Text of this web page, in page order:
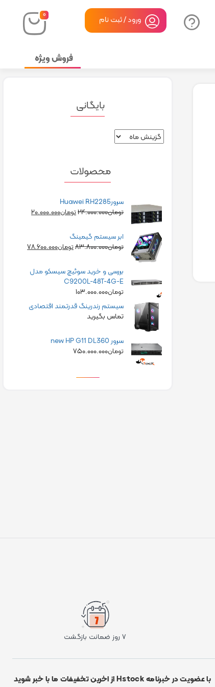
۰ ورود / ثبت نام
فروش ویژه
بایگانی
محصولات
سرورHuawei RH2285
تومان۲۴.۰۰۰.۰۰۰تومان۲۰.۰۰۰.۰۰۰
ابر سیستم گیمینگ
تومان۸۳.۸۰۰.۰۰۰تومان۷۸.۶۰۰.۰۰۰
بررسی و خرید سوئیچ سیسکو مدل
C9200L-48T-4G-E
تومان۱۰۳.۰۰۰.۰۰۰
سیستم رندرینگ قدرتمند اقتصادی
تماس بگیرید
سرور new HP G11 DL360
تومان۷۵۰.۰۰۰.۰۰۰
۷ روز ضمانت بازگشت
با عضویت در خبرنامه Hstock از اخرین تخفیفات ما با خبر شوید